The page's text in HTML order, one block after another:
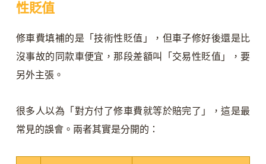
性貶值
修車費填補的是「技術性貶值」，但車子修好後還是比
沒事故的同款車便宜，那段差額叫「交易性貶值」，要
另外主張。
很多人以為「對方付了修車費就等於賠完了」，這是最
常見的誤會。兩者其實是分開的：